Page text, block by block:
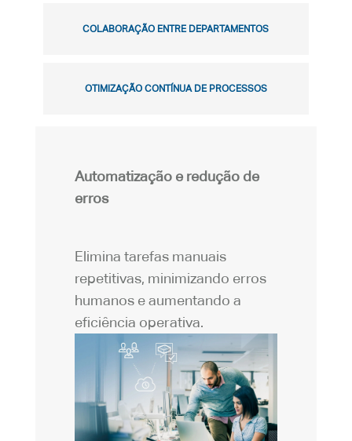
COLABORAÇÃO ENTRE DEPARTAMENTOS
OTIMIZAÇÃO CONTÍNUA DE PROCESSOS
Automatização e redução de
erros
Elimina tarefas manuais
repetitivas, minimizando erros
humanos e aumentando a
eficiência operativa.